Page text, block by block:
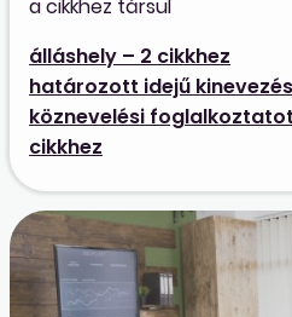
a cikkhez társul
álláshely – 2 cikkhez
határozott idejű kinevezés
köznevelési
cikkhez